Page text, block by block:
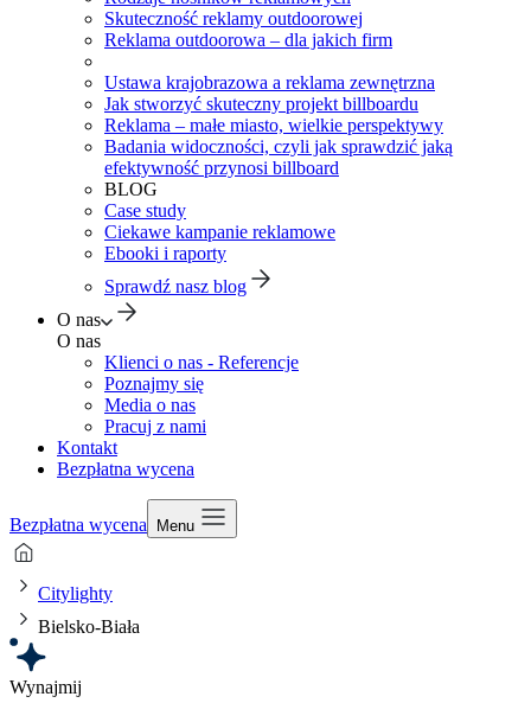
Skuteczność reklamy outdoorowej
Reklama outdoorowa – dla jakich firm
Ustawa krajobrazowa a reklama zewnętrzna
Jak stworzyć skuteczny projekt billboardu
Reklama – małe miasto, wielkie perspektywy
Badania widoczności, czyli jak sprawdzić jaką
efektywność przynosi billboard
BLOG
Case study
Ciekawe kampanie reklamowe
Ebooki i raporty
Sprawdź nasz blog
O nas
O nas
Klienci o nas - Referencje
Poznajmy się
Media o nas
Pracuj z nami
Kontakt
Bezpłatna wycena
Bezpłatna wycena Menu
Citylighty
Bielsko-Biała
Wynajmij